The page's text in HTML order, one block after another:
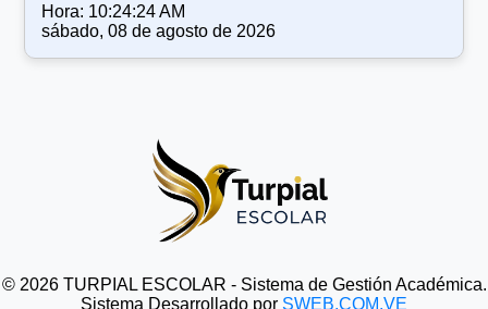
Hora: 10:24:24 AM
sábado, 08 de agosto de 2026
© 2026 TURPIAL ESCOLAR - Sistema de Gestión Académica.
Sistema Desarrollado por SWEB.COM.VE